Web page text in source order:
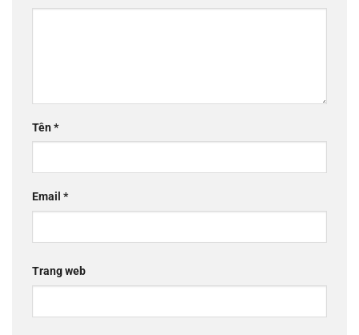
Tên*
Email *
Trang web